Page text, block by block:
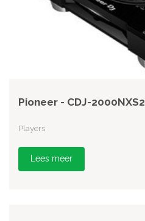
Pioneer - CDJ-2000NXS2
Players
Lees meer